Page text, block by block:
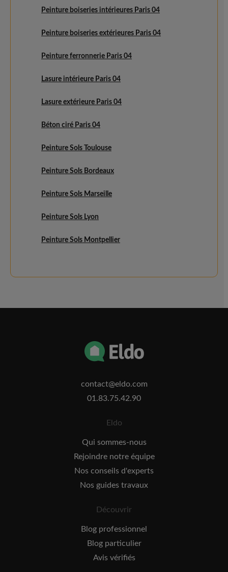
Peinture boiseries intérieures Paris 04
Peinture boiseries extérieures Paris 04
Peinture ferronnerie Paris 04
Lasure intérieure Paris 04
Lasure extérieure Paris 04
Béton ciré Paris 04
Peinture Sols Toulouse
Peinture Sols Bordeaux
Peinture Sols Marseille
Peinture Sols Lyon
Peinture Sols Montpellier
contact@eldo.com
01.83.75.42.90
Eldo
Qui sommes-nous
Rejoindre notre équipe
Nos conseils d'experts
Nos guides travaux
Découvrir
Blog professionnel
Blog particulier
Avis vérifiés